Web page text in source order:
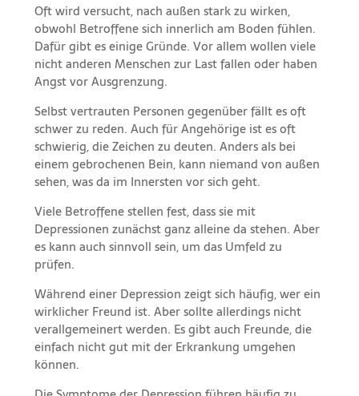
Oft wird versucht, nach außen stark zu wirken,
obwohl Betroffene sich innerlich am Boden fühlen.
Dafür gibt es einige Gründe. Vor allem wollen viele
nicht anderen Menschen zur Last fallen oder haben
Angst vor Ausgrenzung.
Selbst vertrauten Personen gegenüber fällt es oft
schwer zu reden. Auch für Angehörige ist es oft
schwierig, die Zeichen zu deuten. Anders als bei
einem gebrochenen Bein, kann niemand von außen
sehen, was da im Innersten vor sich geht.
Viele Betroffene stellen fest, dass sie mit
Depressionen zunächst ganz alleine da stehen. Aber
es kann auch sinnvoll sein, um das Umfeld zu
prüfen.
Während einer Depression zeigt sich häufig, wer ein
wirklicher Freund ist. Aber sollte allerdings nicht
verallgemeinert werden. Es gibt auch Freunde, die
einfach nicht gut mit der Erkrankung umgehen
können.